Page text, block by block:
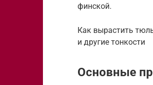
финской.
Как вырастить
и другие тонкости
Основные